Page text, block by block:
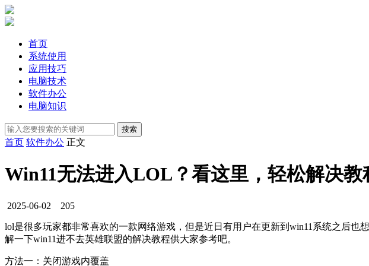
首页
系统使用
应用技巧
电脑技术
软件办公
电脑知识
首页 软件办公 正文
Win11无法进入LOL？看这里，轻松解决教
2025-06-02 205
lol是很多玩家都非常喜欢的一款网络游戏，但是近日有用户在更新到win11系统之后
解一下win11进不去英雄联盟的解决教程供大家参考吧。
方法一：关闭游戏内覆盖